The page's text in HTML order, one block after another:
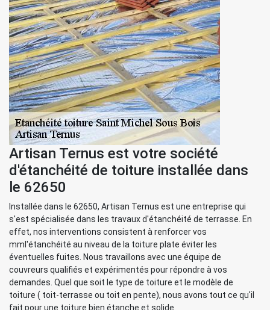
Artisan Ternus est votre société
d'étanchéité de toiture installée dans
le 62650
Installée dans le 62650, Artisan Ternus est une entreprise qui
s'est spécialisée dans les travaux d'étanchéité de terrasse. En
effet, nos interventions consistent à renforcer vos
mml'étanchéité au niveau de la toiture plate éviter les
éventuelles fuites. Nous travaillons avec une équipe de
couvreurs qualifiés et expérimentés pour répondre à vos
demandes. Quel que soit le type de toiture et le modèle de
toiture ( toit-terrasse ou toit en pente), nous avons tout ce qu'il
fait pour une toiture bien étanche et solide.